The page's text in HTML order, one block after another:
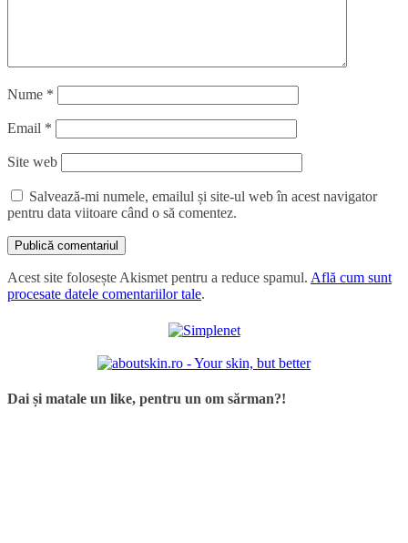
Nume *
Email *
Site web
Salvează-mi numele, emailul și site-ul web în acest navigator
pentru data viitoare când o să comentez.
Acest site folosește Akismet pentru a reduce spamul. Află cum sunt
procesate datele comentariilor tale.
Dai și matale un like, pentru un om sărman?!